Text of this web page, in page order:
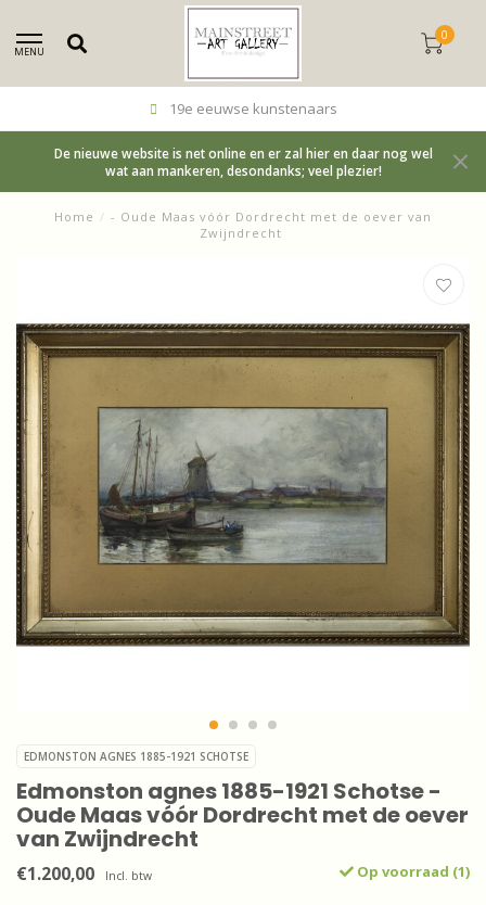
MENU
0
19e eeuwse kunstenaars
De nieuwe website is net online en er zal hier en daar nog wel
wat aan mankeren, desondanks; veel plezier!
Home / - Oude Maas vóór Dordrecht met de oever van
Zwijndrecht
EDMONSTON AGNES 1885-1921 SCHOTSE
Edmonston agnes 1885-1921 Schotse -
Oude Maas vóór Dordrecht met de oever
van Zwijndrecht
€1.200,00 Incl. btw Op voorraad (1)